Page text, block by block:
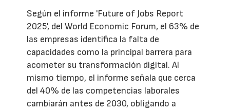
Según el informe 'Future of Jobs Report
2025', del World Economic Forum, el 63% de
las empresas identifica la falta de
capacidades como la principal barrera para
acometer su transformación digital. Al
mismo tiempo, el informe señala que cerca
del 40% de las competencias laborales
cambiarán antes de 2030, obligando a